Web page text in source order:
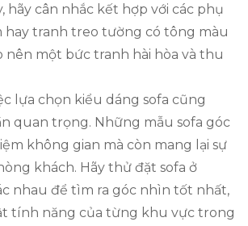
hãy cân nhắc kết hợp với các phụ
hay tranh treo tường có tông màu
nên một bức tranh hài hòa và thu
lựa chọn kiểu dáng sofa cũng
quan trọng. Những mẫu sofa góc
không gian mà còn mang lại sự
khách. Hãy thử đặt sofa ở
nhau để tìm ra góc nhìn tốt nhất,
tính năng của từng khu vực trong